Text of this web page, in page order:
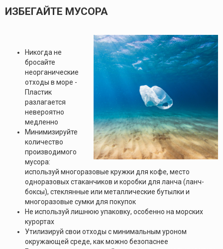
ИЗБЕГАЙТЕ МУСОРА
Никогда не
бросайте
неорганические
отходы в море -
Пластик
разлагается
невероятно
медленно
Минимизируйте
количество
производимого
мусора:
используй многоразовые кружки для кофе, место
одноразовых стаканчиков и коробки для ланча (ланч-
боксы), стеклянные или металлические бутылки и
многоразовые сумки для покупок
Не используй лишнюю упаковку, особенно на морских
курортах
Утилизируй свои отходы с минимальным уроном
окружающей среде, как можно безопаснее